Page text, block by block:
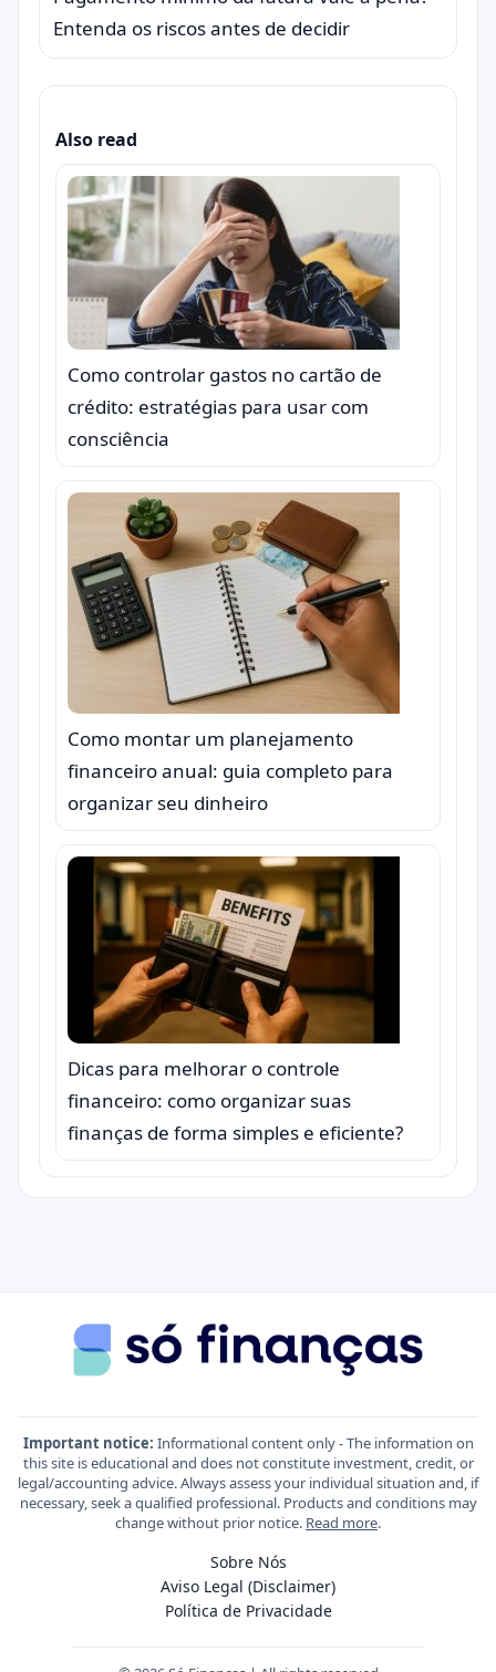
Entenda os riscos antes de decidir
Also read
Como controlar gastos no cartão de
crédito: estratégias para usar com
consciência
Como montar um planejamento
financeiro anual: guia completo para
organizar seu dinheiro
Dicas para melhorar o controle
financeiro: como organizar suas
finanças de forma simples e eficiente?
Important notice: Informational content only - The information on
this site is educational and does not constitute investment, credit, or
legal/accounting advice. Always assess your individual situation and, if
necessary, seek a qualified professional. Products and conditions may
change without prior notice. Read more.
Sobre Nós
Aviso Legal (Disclaimer)
Política de Privacidade